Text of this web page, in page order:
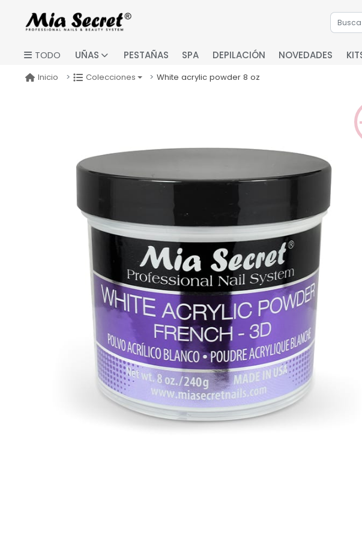
TODO UÑAS PESTAÑAS SPA DEPILACIÓN NOVEDADES
Inicio Colecciones White acrylic powder 8 oz